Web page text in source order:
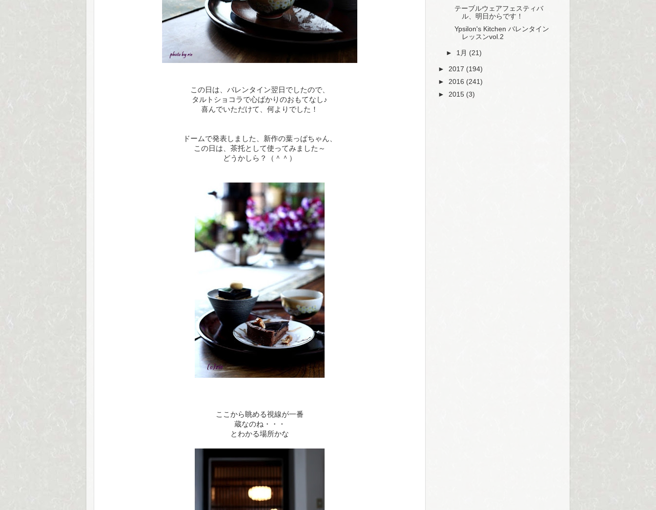
この日は、バレンタイン翌日でしたので、
タルトショコラで心ばかりのおもてなし♪
喜んでいただけて、何よりでした！
ドームで発表しました、新作の葉っぱちゃん、
この日は、茶托として使ってみました～
どうかしら？（＾＾）
ここから眺める視線が一番
蔵なのね・・・
とわかる場所かな
テーブルウェアフェスティバ
ル、明日からです！
Ypsilon's Kitchen バレンタイン
レッスンvol.2
► 1月 (21)
► 2017 (194)
► 2016 (241)
► 2015 (3)